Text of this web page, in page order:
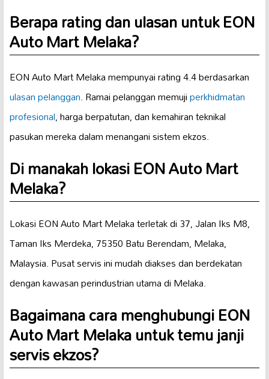
Berapa rating dan ulasan untuk EON
Auto Mart Melaka?
EON Auto Mart Melaka mempunyai rating 4.4 berdasarkan
ulasan pelanggan. Ramai pelanggan memujiperkhidmatan
profesional, harga berpatutan, dan kemahiran teknikal
pasukan mereka dalam menangani sistem ekzos.
Di manakah lokasi EON Auto Mart
Melaka?
Lokasi EON Auto Mart Melaka terletak di 37, Jalan Iks M8,
Taman Iks Merdeka, 75350 Batu Berendam, Melaka,
Malaysia. Pusat servis ini mudah diakses dan berdekatan
dengan kawasan perindustrian utama di Melaka.
Bagaimana cara menghubungi EON
Auto Mart Melaka untuk temu janji
servis ekzos?